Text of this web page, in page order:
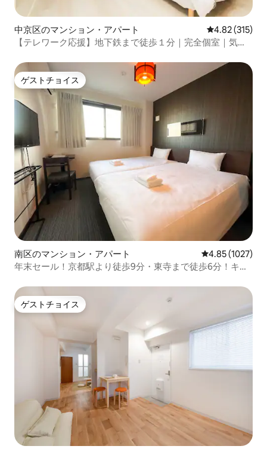
ものになりますようお祈りしておりま
す。
中京区のマンション・アパート レビュー315
4.82 (315)
【テレワーク応援】地下鉄まで徒歩１分｜完全個室｜気分
ゲストチョイス
ゲストチョイス
南区のマンション・アパート レビュー1027
4.85 (1027)
年末セール！京都駅より徒歩9分・東寺まで徒歩6分！キッ
ゲストチョイス
ゲストチョイス